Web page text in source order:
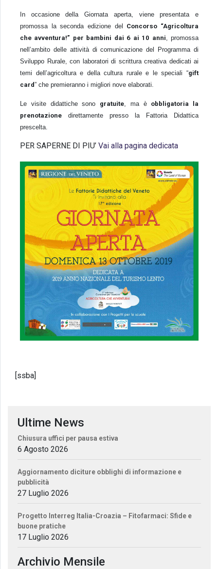
In occasione della Giornata aperta, viene presentata e
promossa la seconda edizione del Concorso “Agricoltura
che avventura!” per bambini dai 6 ai 10 anni , promossa
nell’ambito delle attività di comunicazione del Programma di
Sviluppo Rurale, con laboratori di scrittura creativa dedicati ai
temi dell’agricoltura e della cultura rurale e le speciali “gift
card” che premieranno i migliori nove elaborati.
Le visite didattiche sono gratuite , ma è obbligatoria la
prenotazione direttamente presso la Fattoria Didattica
prescelta.
PER SAPERNE DI PIU’ Vai alla pagina dedicata
[ssba]
Ultime News
Chiusura uffici per pausa estiva
6 Agosto 2026
Aggiornamento diciture obblighi di informazione e
pubblicità
27 Luglio 2026
Progetto Interreg Italia-Croazia – Fitofarmaci: Sfide e
buone pratiche
17 Luglio 2026
Archivio Mensile